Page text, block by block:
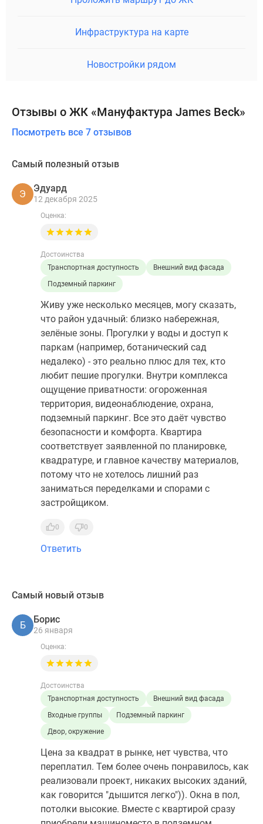
Инфраструктура на карте
Новостройки рядом
Отзывы о ЖК «Мануфактура James Beck»
Посмотреть все 7 отзывов
Самый полезный отзыв
Э
Эдуард
12 декабря 2025
Оценка:
Достоинства
Транспортная доступность
Внешний вид фасада
Подземный паркинг
Живу уже несколько месяцев, могу сказать,
что район удачный: близко набережная,
зелёные зоны. Прогулки у воды и доступ к
паркам (например, ботанический сад
недалеко) - это реально плюс для тех, кто
любит пешие прогулки. Внутри комплекса
ощущение приватности: огороженная
территория, видеонаблюдение, охрана,
подземный паркинг. Все это даёт чувство
безопасности и комфорта. Квартира
соответствует заявленной по планировке,
квадратуре, и главное качеству материалов,
потому что не хотелось лишний раз
заниматься переделками и спорами с
застройщиком.
0 0
Ответить
Самый новый отзыв
Б
Борис
26 января
Оценка:
Достоинства
Транспортная доступность
Внешний вид фасада
Входные группы
Подземный паркинг
Двор, окружение
Цена за квадрат в рынке, нет чувства, что
переплатил. Тем более очень понравилось, как
реализовали проект, никаких высоких зданий,
как говорится "дышится легко")). Окна в пол,
потолки высокие. Вместе с квартирой сразу